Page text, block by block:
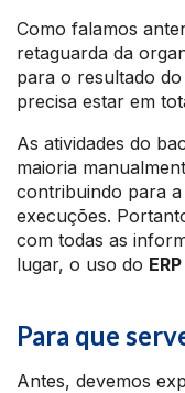
Como falamos
retaguarda da
para o resultado
precisa estar em
As atividades do
maioria
contribuindo para
execuções.
com todas as
lugar, o uso do ERP
Para que
Antes, devemos